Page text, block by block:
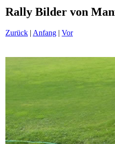
Rally Bilder von
Zurück | Anfang | Vor